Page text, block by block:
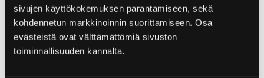
sivujen käyttökokemuksen parantamiseen, sekä
kohdennetun markkinoinnin suorittamiseen. Osa
evästeistä ovat välttämättömiä sivuston
toiminnallisuuden kannalta.